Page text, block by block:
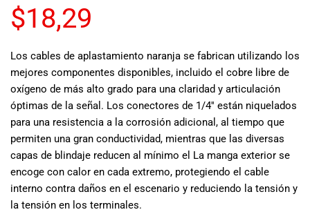
instrumentos
de viento,
teclados y
accesorios
para satisfacer
todas las
necesidades
musicales.
Nuestro equipo
de expertos en
música está
$18,29
Los cables de aplastamiento naranja se fabrican utilizando los
mejores componentes disponibles, incluido el cobre libre de
oxígeno de más alto grado para una claridad y articulación
óptimas de la señal. Los conectores de 1/4′′ están niquelados
para una resistencia a la corrosión adicional, al tiempo que
permiten una gran conductividad, mientras que las diversas
capas de blindaje reducen al mínimo el La manga exterior se
encoge con calor en cada extremo, protegiendo el cable
interno contra daños en el escenario y reduciendo la tensión y
la tensión en los terminales.